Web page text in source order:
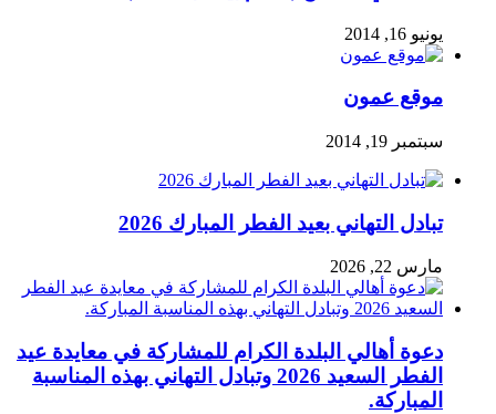
يونيو 16, 2014
موقع عمون
سبتمبر 19, 2014
تبادل التهاني بعيد الفطر المبارك 2026
مارس 22, 2026
دعوة أهالي البلدة الكرام للمشاركة في معايدة عيد
الفطر السعيد 2026 وتبادل التهاني بهذه المناسبة
المباركة.